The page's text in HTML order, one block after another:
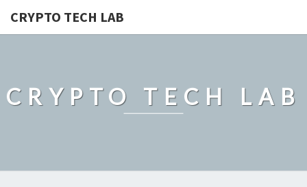
CRYPTO TECH LAB
CRYPTO TECH LAB